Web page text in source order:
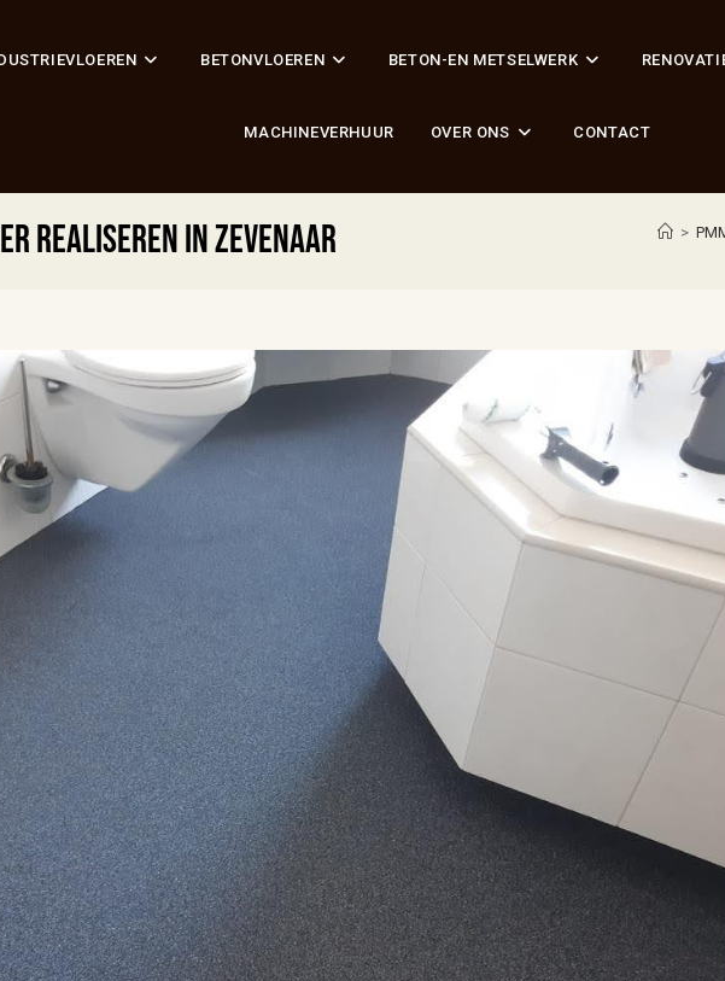
BETONVLOEREN BETON-EN METSELWERK
MACHINEVERHUUR OVER ONS CONTACT
realiseren in Zevenaar >